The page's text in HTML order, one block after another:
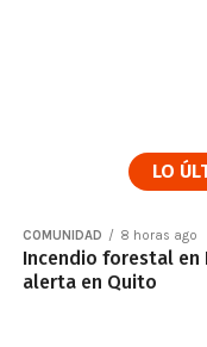
LO
COMUNIDAD 8 horas ago
Incendio forestal en
alerta en Quito